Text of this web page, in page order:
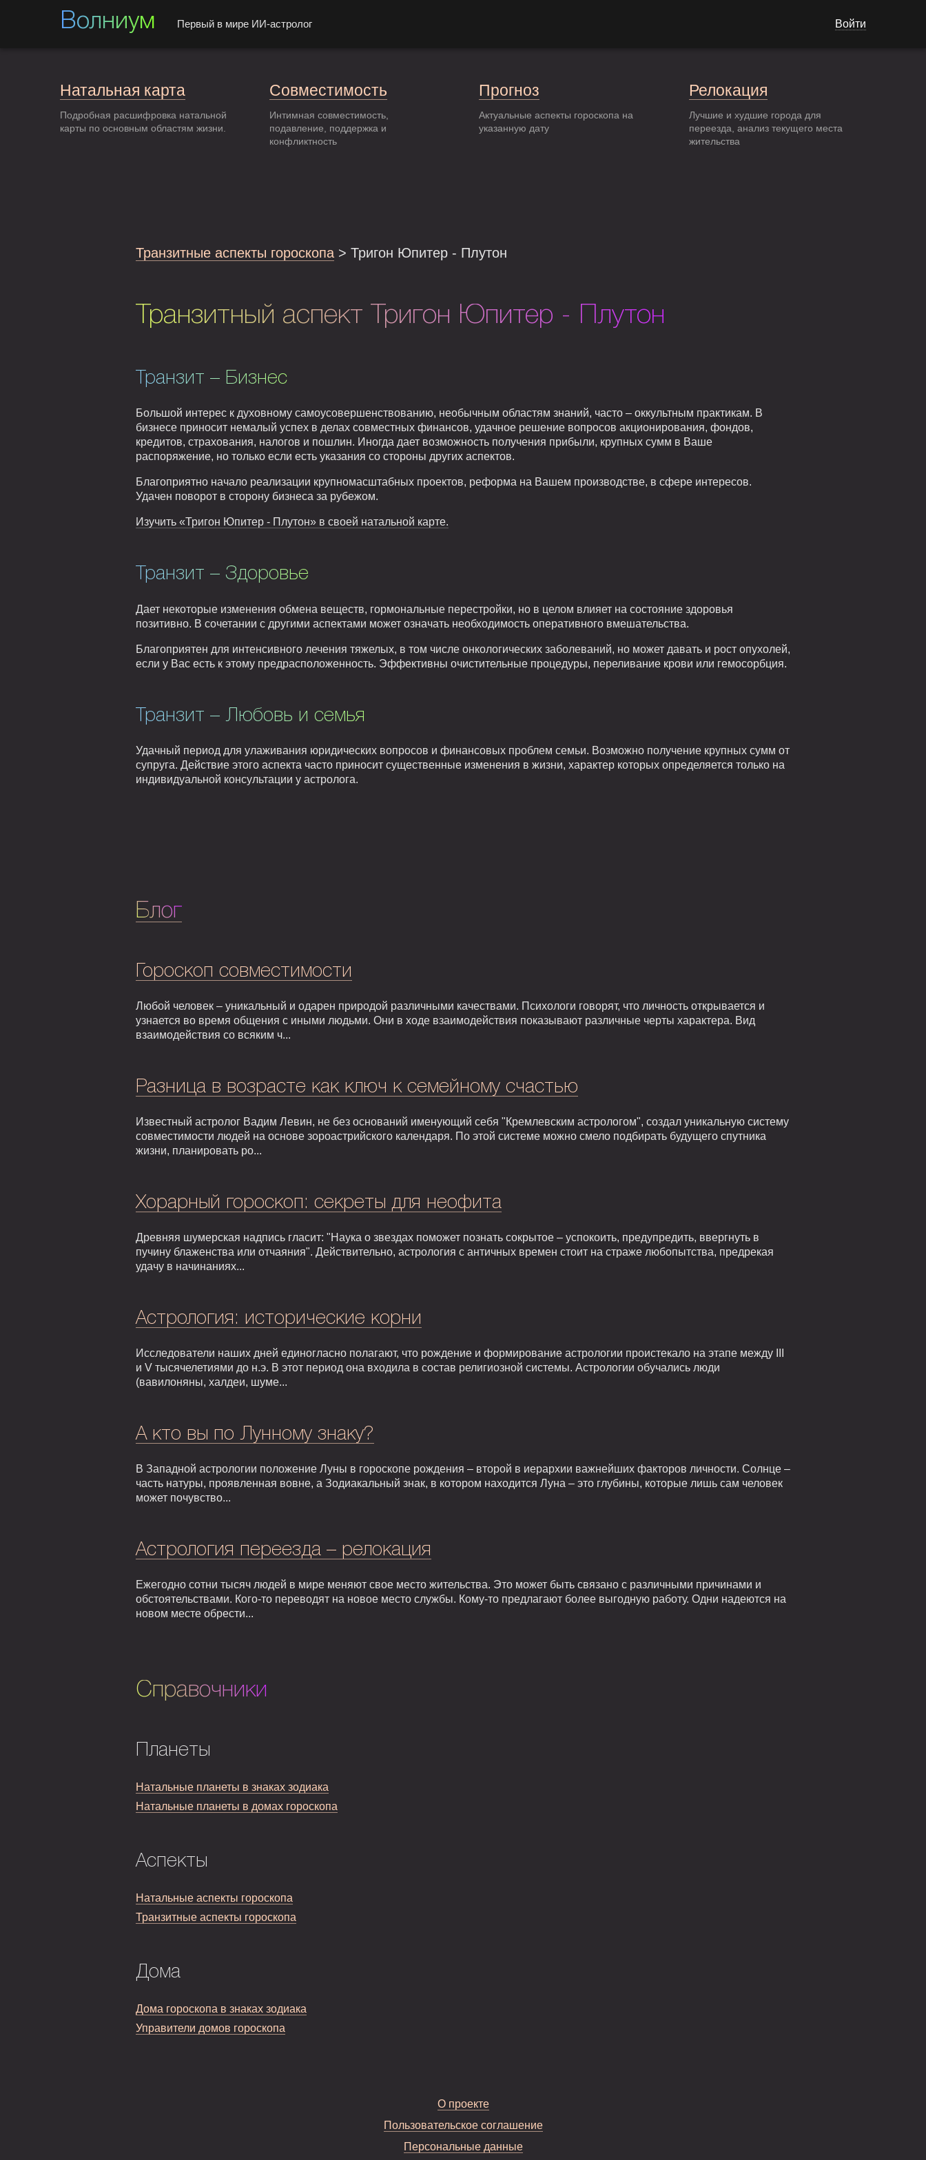
Волниум Первый в мире ИИ-астролог Войти
Натальная карта
Подробная расшифровка натальной
карты по основным областям жизни.
Совместимость
Интимная совместимость,
подавление, поддержка и
конфликтность
Прогноз
Актуальные аспекты гороскопа на
указанную дату
Релокация
Лучшие и худшие города для
переезда, анализ текущего места
жительства
Транзитные аспекты гороскопа > Тригон Юпитер - Плутон
Транзитный аспект Тригон Юпитер - Плутон
Транзит – Бизнес
Большой интерес к духовному самоусовершенствованию, необычным областям знаний, часто – оккультным практикам. В
бизнесе приносит немалый успех в делах совместных финансов, удачное решение вопросов акционирования, фондов,
кредитов, страхования, налогов и пошлин. Иногда дает возможность получения прибыли, крупных сумм в Ваше
распоряжение, но только если есть указания со стороны других аспектов.
Благоприятно начало реализации крупномасштабных проектов, реформа на Вашем производстве, в сфере интересов.
Удачен поворот в сторону бизнеса за рубежом.
Изучить «Тригон Юпитер - Плутон» в своей натальной карте.
Транзит – Здоровье
Дает некоторые изменения обмена веществ, гормональные перестройки, но в целом влияет на состояние здоровья
позитивно. В сочетании с другими аспектами может означать необходимость оперативного вмешательства.
Благоприятен для интенсивного лечения тяжелых, в том числе онкологических заболеваний, но может давать и рост опухолей,
если у Вас есть к этому предрасположенность. Эффективны очистительные процедуры, переливание крови или гемосорбция.
Транзит – Любовь и семья
Удачный период для улаживания юридических вопросов и финансовых проблем семьи. Возможно получение крупных сумм от
супруга. Действие этого аспекта часто приносит существенные изменения в жизни, характер которых определяется только на
индивидуальной консультации у астролога.
Блог
Гороскоп совместимости
Любой человек – уникальный и одарен природой различными качествами. Психологи говорят, что личность открывается и
узнается во время общения с иными людьми. Они в ходе взаимодействия показывают различные черты характера. Вид
взаимодействия со всяким ч...
Разница в возрасте как ключ к семейному счастью
Известный астролог Вадим Левин, не без оснований именующий себя "Кремлевским астрологом", создал уникальную систему
совместимости людей на основе зороастрийского календаря. По этой системе можно смело подбирать будущего спутника
жизни, планировать ро...
Хорарный гороскоп: секреты для неофита
Древняя шумерская надпись гласит: "Наука о звездах поможет познать сокрытое – успокоить, предупредить, ввергнуть в
пучину блаженства или отчаяния". Действительно, астрология с античных времен стоит на страже любопытства, предрекая
удачу в начинаниях...
Астрология: исторические корни
Исследователи наших дней единогласно полагают, что рождение и формирование астрологии проистекало на этапе между III
и V тысячелетиями до н.э. В этот период она входила в состав религиозной системы. Астрологии обучались люди
(вавилоняны, халдеи, шуме...
А кто вы по Лунному знаку?
В Западной астрологии положение Луны в гороскопе рождения – второй в иерархии важнейших факторов личности. Солнце –
часть натуры, проявленная вовне, а Зодиакальный знак, в котором находится Луна – это глубины, которые лишь сам человек
может почувство...
Астрология переезда – релокация
Ежегодно сотни тысяч людей в мире меняют свое место жительства. Это может быть связано с различными причинами и
обстоятельствами. Кого-то переводят на новое место службы. Кому-то предлагают более выгодную работу. Одни надеются на
новом месте обрести...
Справочники
Планеты
Натальные планеты в знаках зодиака
Натальные планеты в домах гороскопа
Аспекты
Натальные аспекты гороскопа
Транзитные аспекты гороскопа
Дома
Дома гороскопа в знаках зодиака
Управители домов гороскопа
О проекте
Пользовательское соглашение
Персональные данные